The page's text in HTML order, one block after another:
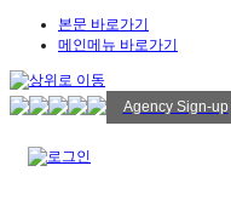
본문 바로가기
메인메뉴 바로가기
Agency Sign-up